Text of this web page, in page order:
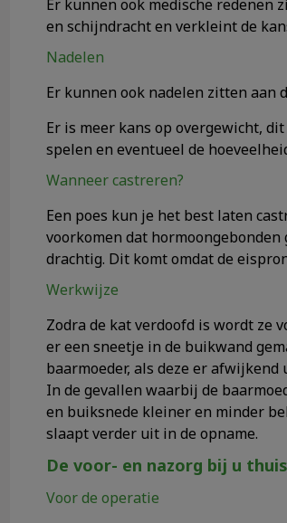
Er kunnen ook medische redenen
en schijndracht en verkleint de
Nadelen
Er kunnen ook nadelen zitten aan
Er is meer kans op overgewicht,
spelen en eventueel de
Wanneer castreren?
Een poes kun je het best laten
voorkomen dat
drachtig. Dit komt omdat de
Werkwijze
Zodra de kat verdoofd is wordt ze
er een sneetje in de buikwand
baarmoeder, als deze er
In de gevallen waarbij de
en buiksnede kleiner en minder
slaapt verder uit in de opname.
De voor- en nazorg bij u thuis
Voor de operatie